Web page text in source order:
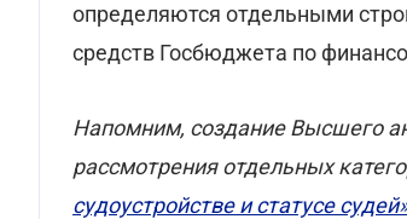
определяются отдельными
средств Госбюджета по
Напомним, создание Высшего
рассмотрения отдельных
судоустройстве и статусе судей»